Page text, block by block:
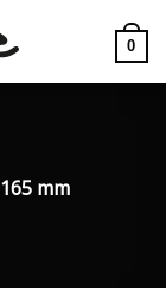
0
165 mm